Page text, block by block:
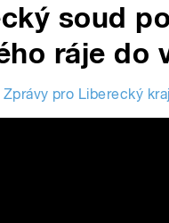
soud
ráje do
Zprávy pro Liberecký kraj